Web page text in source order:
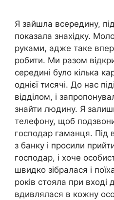
Я зайшла всередину,
показала знахідку.
руками, адже таке
робити. Ми разом
середині було кілька
однієї тисячі. До нас
відділом, і
знайти людину. Я
телефону, щоб
господар гаманця. Під
з банку і просили
господар, і хоче
швидко зібралася і
років стояла при вході
вдивлялася в кожну